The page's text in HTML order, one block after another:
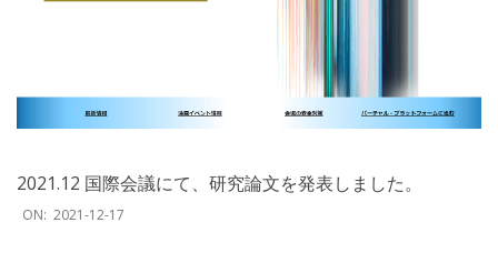
2021.12 国際会議にて、研究論文を発表しました。
2021-
ON: 2021-12-17